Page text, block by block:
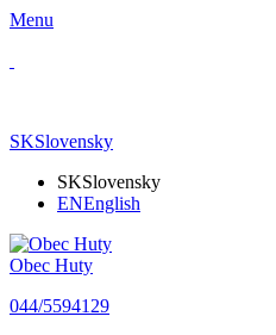
Menu
SKSlovensky
SKSlovensky
ENEnglish
Obec Huty
​044/5594129